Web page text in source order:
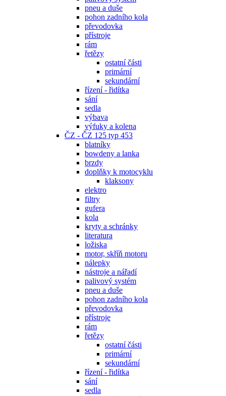
pneu a duše
pohon zadního kola
převodovka
přístroje
rám
řetězy
ostatní části
primární
sekundární
řízení - řidítka
sání
sedla
výbava
výfuky a kolena
ČZ - ČZ 125 typ 453
blatníky
bowdeny a lanka
brzdy
doplňky k motocyklu
klaksony
elektro
filtry
gufera
kola
kryty a schránky
literatura
ložiska
motor, skříň motoru
nálepky
nástroje a nářadí
palivový systém
pneu a duše
pohon zadního kola
převodovka
přístroje
rám
řetězy
ostatní části
primární
sekundární
řízení - řidítka
sání
sedla